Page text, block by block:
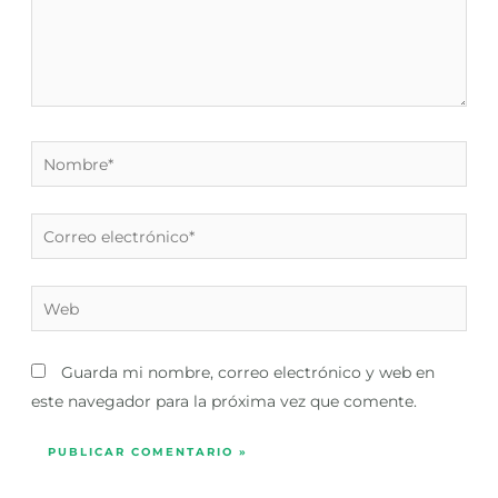
Nombre*
Correo
electrónico*
Web
Guarda mi nombre, correo electrónico y web en
este navegador para la próxima vez que comente.